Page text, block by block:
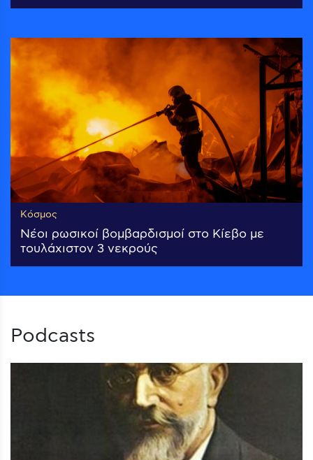
Κόσμος
Νέοι ρωσικοί βομβαρδισμοί στο Κίεβο με
τουλάχιστον 3 νεκρούς
Podcasts